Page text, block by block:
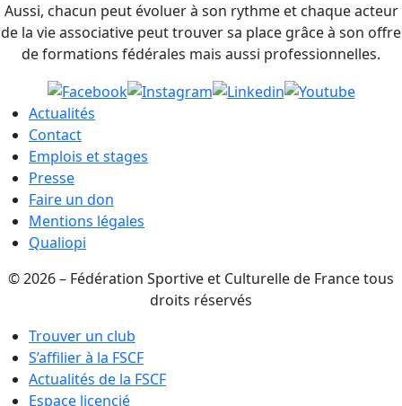
Aussi, chacun peut évoluer à son rythme et chaque acteur
de la vie associative peut trouver sa place grâce à son offre
de formations fédérales mais aussi professionnelles.
Actualités
Contact
Emplois et stages
Presse
Faire un don
Mentions légales
Qualiopi
© 2026 – Fédération Sportive et Culturelle de France tous
droits réservés
Trouver un club
S’affilier à la FSCF
Actualités de la FSCF
Espace licencié